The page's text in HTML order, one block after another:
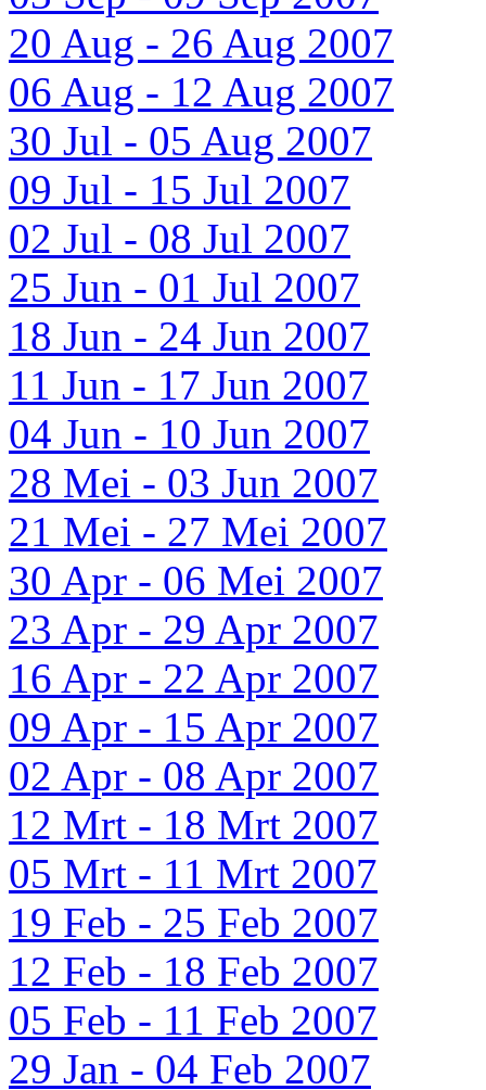
20 Aug - 26 Aug 2007
06 Aug - 12 Aug 2007
30 Jul - 05 Aug 2007
09 Jul - 15 Jul 2007
02 Jul - 08 Jul 2007
25 Jun - 01 Jul 2007
18 Jun - 24 Jun 2007
11 Jun - 17 Jun 2007
04 Jun - 10 Jun 2007
28 Mei - 03 Jun 2007
21 Mei - 27 Mei 2007
30 Apr - 06 Mei 2007
23 Apr - 29 Apr 2007
16 Apr - 22 Apr 2007
09 Apr - 15 Apr 2007
02 Apr - 08 Apr 2007
12 Mrt - 18 Mrt 2007
05 Mrt - 11 Mrt 2007
19 Feb - 25 Feb 2007
12 Feb - 18 Feb 2007
05 Feb - 11 Feb 2007
29 Jan - 04 Feb 2007